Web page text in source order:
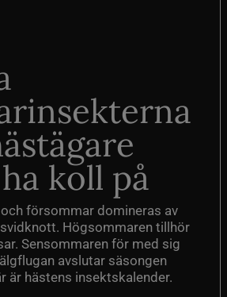
koll på
försommar domineras av
Högsommaren tillhör
Sensommaren för med sig
avslutar säsongen
är hästens insektskalender.